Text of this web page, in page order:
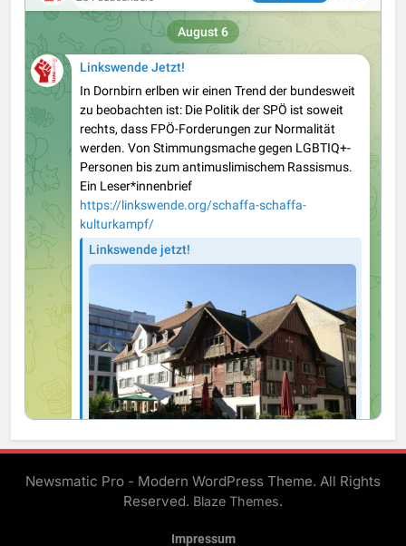
Newsmatic Pro - Modern WordPress Theme. All Rights
Reserved. Blaze Themes.
Impressum